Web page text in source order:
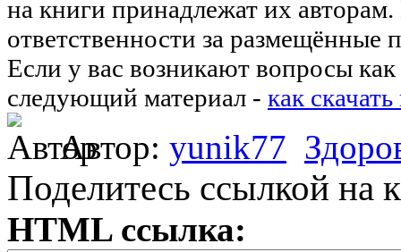
на книги принадлежат их
ответственности за размещённые
Если у вас возникают вопросы как
следующий материал - как
Автор: yunik77
Поделитесь ссылкой на
HTML ссылка: